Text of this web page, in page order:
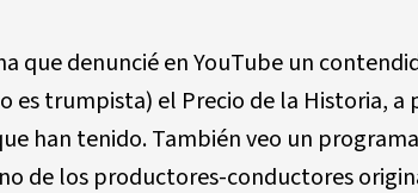
que denuncié en YouTube un
es trumpista) el Precio de la Historia, a
han tenido. También veo un
de los productores-conductores